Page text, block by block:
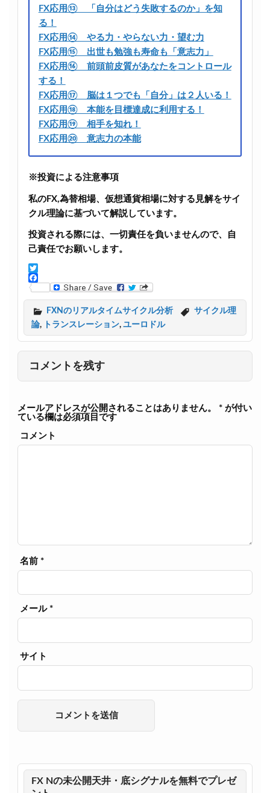
FX応用⑬ 「自分はどう失敗するのか」を知
る！
FX応用⑭ やる力・やらない力・望む力
FX応用⑮ 出世も勉強も寿命も「意志力」
FX応用⑯ 前頭前皮質があなたをコントロール
する！
FX応用⑰ 脳は１つでも「自分」は２人いる！
FX応用⑱ 本能を目標達成に利用する！
FX応用⑲ 相手を知れ！
FX応用⑳ 意志力の本能
※投資による注意事項
私のFX,為替相場、仮想通貨相場に対する見解をサイ
クル理論に基づいて解説しています。
投資される際には、一切責任を負いませんので、自
己責任でお願いします。
T
w
e
r
F
c
e
b
o
FXNのリアルタイムサイクル分析
サイクル理
論, トランスレーション, ユーロドル
コメントを残す
メールアドレスが公開されることはありません。 *が付い
ている欄は必須項目です
コメント
名前 *
メール *
サイト
FX Nの未公開天井・底シグナルを無料でプレゼ